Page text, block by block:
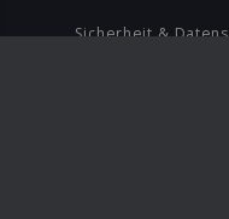
Sicherheit &